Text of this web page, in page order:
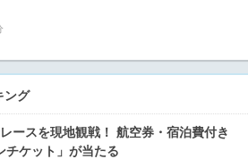
ング
ースを現地観戦！ 航空券・宿泊費付き
チケット」が当たる